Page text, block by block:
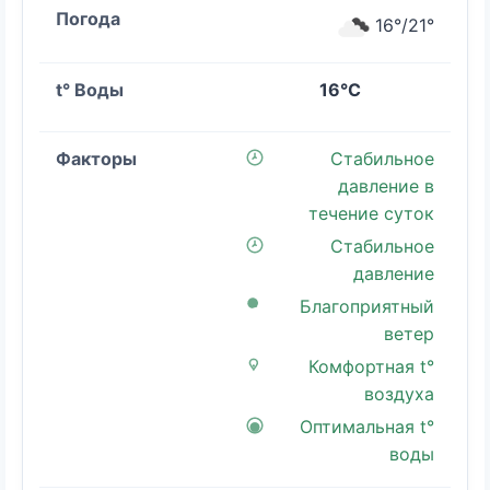
16°/21°
16°C
Стабильное
давление в
течение суток
Стабильное
давление
Благоприятный
ветер
Комфортная t°
воздуха
Оптимальная t°
воды